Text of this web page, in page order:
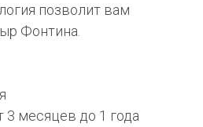
позволит вам
Фонтина.
3 месяцев до 1 года